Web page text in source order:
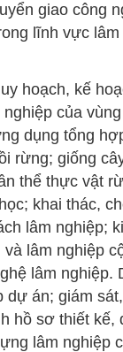
giao công
lĩnh vực
hoạch, kế
của
dụng tổng
rừng; giống
thể thực vật
khai thác,
lâm nghiệp;
lâm nghiệp
lâm nghiệp.
án; giám
hồ sơ thiết
lâm nghiệp